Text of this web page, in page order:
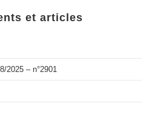
et articles
2025 – n°2901